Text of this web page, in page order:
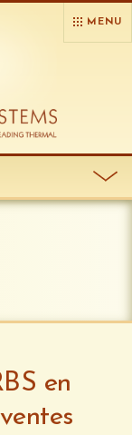
MENU
en